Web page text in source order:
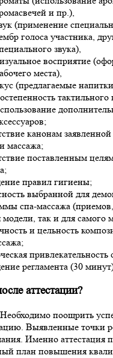
и пр.),
(применение
голоса участника,
звука),
восприятие
места),
(предлагаемые
тактильного
канонам
массажа;
поставленным
правил гигиены;
выбранной для
спа-массажа
модели, так и для самого
и цельность
регламента (30
аттестации?
Необходимо поощрить
Выявленные точки
Именно аттестация
план повышения